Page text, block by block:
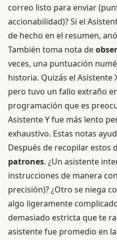
correo listo para enviar
accionabilidad)? Si el
de hecho en el resumen,
También toma nota de
veces, una puntuación
historia. Quizás el
pero tuvo un fallo extraño
programación que es
Asistente Y fue más lento
exhaustivo. Estas notas
Después de recopilar estos
patrones. ¿Un asistente
instrucciones de manera
precisión)? ¿Otro se niega
algo ligeramente
demasiado estricta que te
asistente fue promedio en